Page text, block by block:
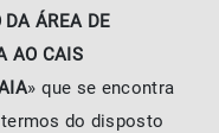
DA ÁREA DE
AO CAIS
» que se encontra
do disposto